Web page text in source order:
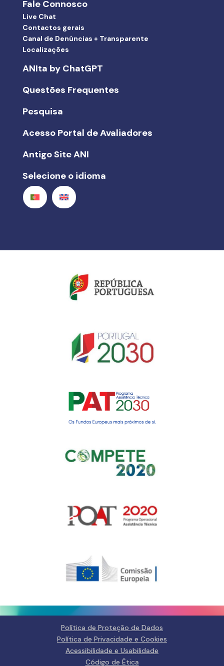
Gerir o Consentimento de
Para fornecer as melhores experiências, usamos tecnologias como
cookies para armazenar e/ou aceder a informações do dispositivo.
Consentir com essas tecnologias nos permitirá processar dados, como
comportamento de navegação ou IDs exclusivos neste site. Não consentir
Aceitar
Fale Connosco
Live Chat
Contactos gerais
Canal de Denúncias + Transparente
Localizações
ANIta by ChatGPT
Questões Frequentes
Pesquisa
Acesso Portal de Avaliadores
Antigo Site ANI
Selecione o idioma
Política de Proteção de Dados
Política de Privacidade e Cookies
Acessibilidade e Usabilidade
Código de Ética